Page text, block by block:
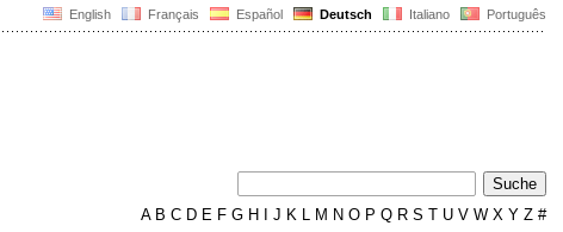
English Français Español Deutsch Italiano Português
AB C D E F G H J K L M N O P Q R S T U V W X Y Z #